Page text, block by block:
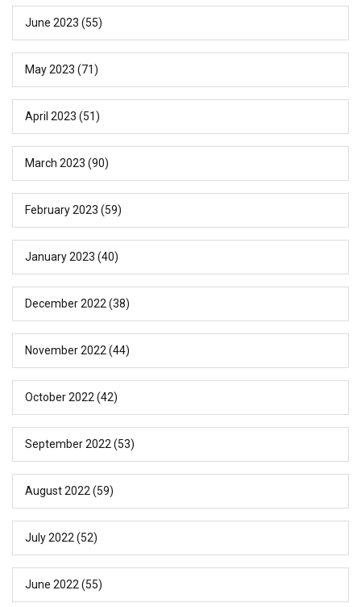
June 2023 (55)
May 2023 (71)
April 2023 (51)
March 2023 (90)
February 2023 (59)
January 2023 (40)
December 2022 (38)
November 2022 (44)
October 2022 (42)
September 2022 (53)
August 2022 (59)
July 2022 (52)
June 2022 (55)